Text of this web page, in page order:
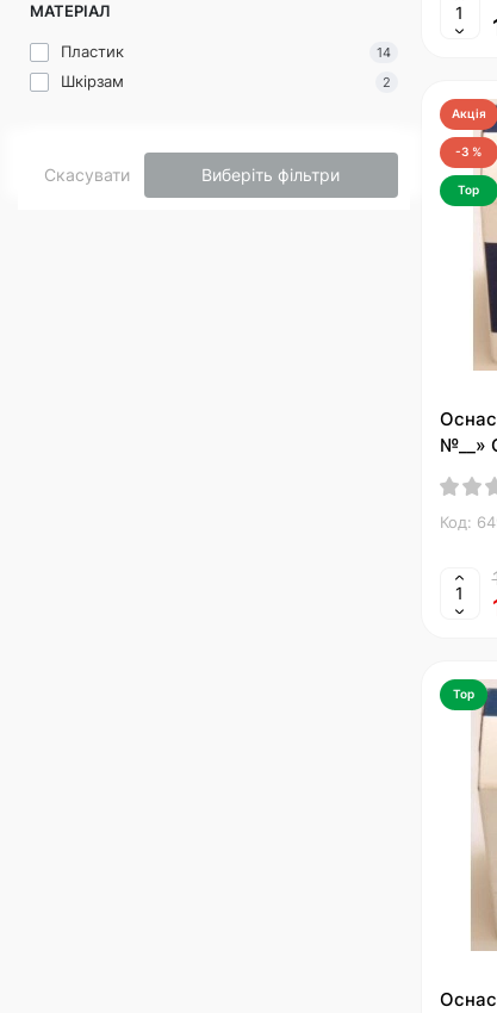
МАТЕРІАЛ
Пластик 14
Шкірзам 2
Скасувати Виберіть фільтри
Акція
-3 %
Top
№__»
Код:
Top